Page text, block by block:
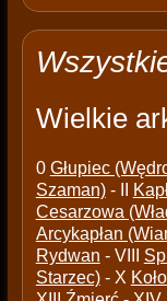
Wielkie
0 Głupiec
Szaman)- II
Cesarzowa
Arcykapłan
Rydwan - VIII
Starzec)- X